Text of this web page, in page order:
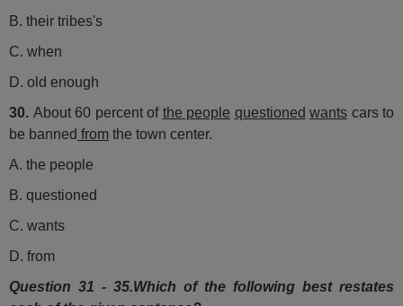
B. their tribes's
C. when
D. old enough
30. About 60 percent of the people questioned wants cars to
be banned from the town center.
A. the people
B. questioned
C. wants
D. from
Question 31 - 35.Which of the following best restates